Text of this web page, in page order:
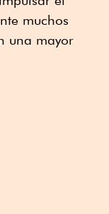
muchos
una mayor